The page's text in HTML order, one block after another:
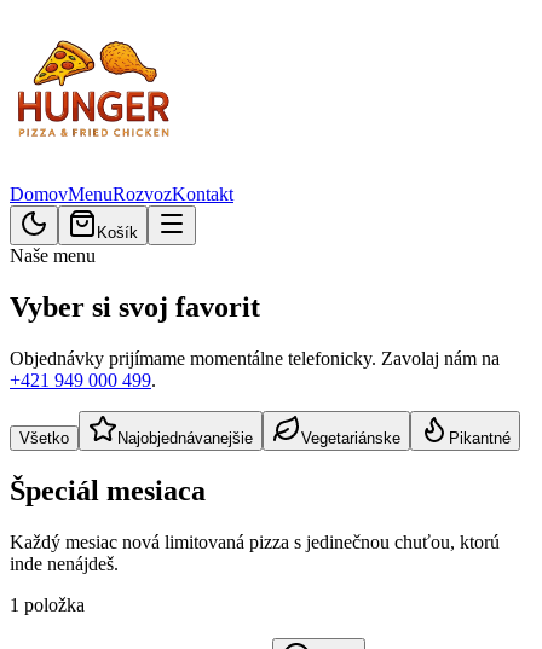
DomovMenuRozvozKontakt
Košík
Naše menu
Vyber si svoj favorit
Objednávky prijímame momentálne telefonicky. Zavolaj nám na
+421 949 000 499.
Všetko Najobjednávanejšie Vegetariánske Pikantné
Špeciál mesiaca
Každý mesiac nová limitovaná pizza s jedinečnou chuťou, ktorú
inde nenájdeš.
1 položka